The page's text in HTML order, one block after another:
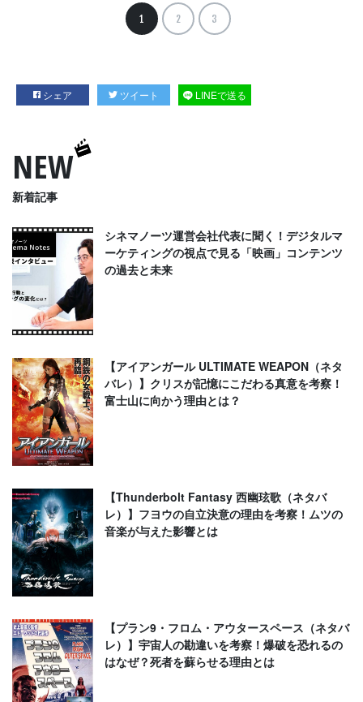
1 2 3
シェア ツイート LINEで送る
NEW
新着記事
シネマノーツ運営会社代表に聞く！デジタルマ
ーケティングの視点で見る「映画」コンテンツ
の過去と未来
【アイアンガール ULTIMATE WEAPON（ネタ
バレ）】クリスが記憶にこだわる真意を考察！
富士山に向かう理由とは？
【Thunderbolt Fantasy 西幽玹歌（ネタバ
レ）】フヨウの自立決意の理由を考察！ムツの
音楽が与えた影響とは
【プラン9・フロム・アウタースペース（ネタバ
レ）】宇宙人の勘違いを考察！爆破を恐れるの
はなぜ？死者を蘇らせる理由とは